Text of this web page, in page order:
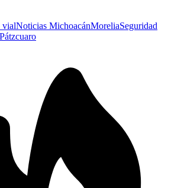
vialNoticias MichoacánMoreliaSeguridad
Pátzcuaro